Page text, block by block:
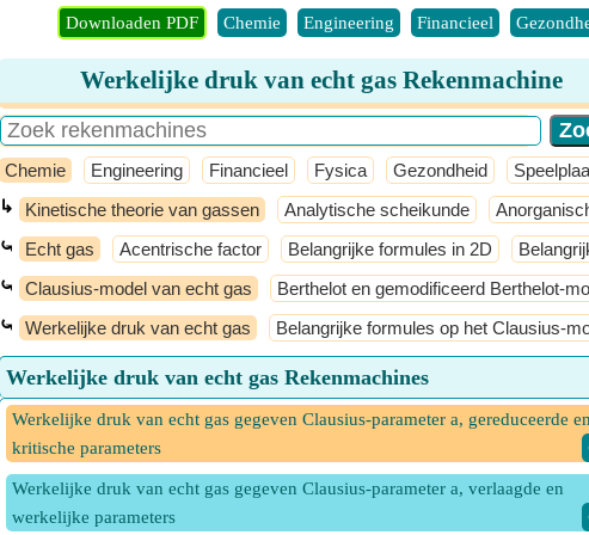
Downloaden PDF Chemie Engineering Financieel
Werkelijke druk van echt gas Rekenmachine
Chemie Engineering Financieel Fysica Gezondheid
↳ Kinetische theorie van gassen Analytische scheikunde
⤿ Echt gas Acentrische factor Belangrijke formules in 2D
⤿ Clausius-model van echt gas Berthelot en gemodificeerd Berthelot-
⤿ Werkelijke druk van echt gas Belangrijke formules op het Clausius-
Werkelijke druk van echt gas Rekenmachines
Werkelijke druk van echt gas gegeven Clausius-parameter a, gereduceerde en
kritische parameters
Werkelijke druk van echt gas gegeven Clausius-parameter a, verlaagde en
werkelijke parameters